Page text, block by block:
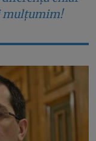
mulțumim!